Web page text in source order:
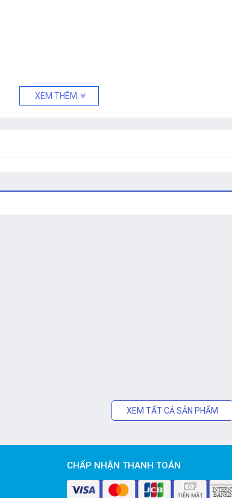
XEM THÊM
XEM TẤT CẢ SẢN PHẨM
CHẤP NHẬN THANH TOÁN